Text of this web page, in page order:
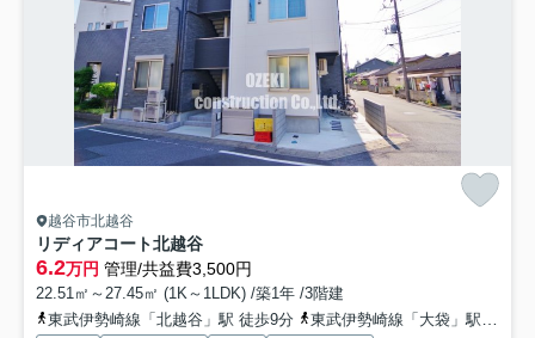
越谷市北越谷
リディアコート北越谷
6.2万円 管理/共益費3,500円
22.51㎡～27.45㎡ (1K～1LDK) /築1年 /3階建
東武伊勢崎線「北越谷」駅 徒歩9分
東武伊勢崎線「大袋」駅 徒歩24分